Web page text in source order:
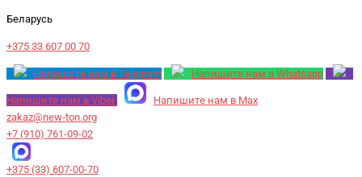
Беларусь
+375 33 607 00 70
Напишите нам в Telegram Напишите нам в Whatsapp
Напишите нам в Viber
Напишите нам в Max
zakaz@new-ton.org
+7 (910) 761-09-02
+375 (33) 607-00-70